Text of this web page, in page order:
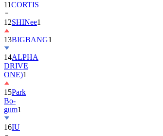
12SHINee1
13BIGBANG
14ALPHA
DRIVE
ONE)1
15Park
Bo-
gum1
16IU
17NewJeans